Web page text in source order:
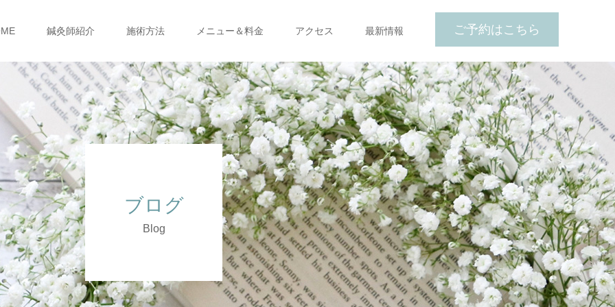
ご予約はこちら
鍼灸師紹介 施術方法 メニュー＆料金 アクセス 最新情報
ブログ
Blog